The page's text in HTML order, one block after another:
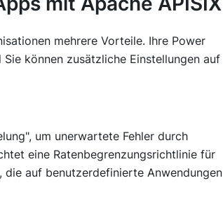
mehrere Vorteile. Ihre Power
können zusätzliche Einstellungen auf
um unerwartete Fehler durch
eine Ratenbegrenzungsrichtlinie für
die auf benutzerdefinierte Anwendungen